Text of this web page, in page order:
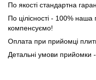
По якості стандартна
По цілісності - 100%
компенсуємо!
Оплата при прийомці
Детальні умови прийомки -